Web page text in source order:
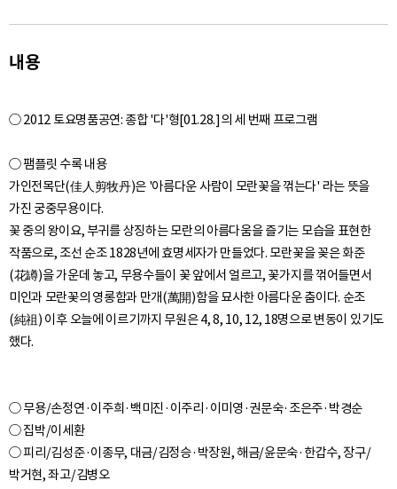
내용
○ 2012 토요명품공연: 종합 '다'형[01.28.]의 세 번째 프로그램
○ 팸플릿 수록 내용
가인전목단(佳人剪牧丹)은 '아름다운 사람이 모란꽃을 꺾는다' 라는 뜻을
가진 궁중무용이다.
꽃 중의 왕이요, 부귀를 상징하는 모란의 아름다움을 즐기는 모습을 표현한
작품으로, 조선 순조 1828년에 효명세자가 만들었다. 모란꽃을 꽂은 화준
(花罇)을 가운데 놓고, 무용수들이 꽃 앞에서 얼르고, 꽃가지를 꺾어들면서
미인과 모란꽃의 영롱함과 만개(萬開)함을 묘사한 아름다운 춤이다. 순조
(純祖) 이후 오늘에 이르기까지 무원은 4, 8, 10, 12, 18명으로 변동이 있기도
○ 무용/손정연·이주희·백미진·이주리·이미영·권문숙·조은주·박경순
○ 집박/이세환
○ 피리/김성준·이종무, 대금/김정승·박장원, 해금/윤문숙·한갑수, 장구/
박거현, 좌고/김병오